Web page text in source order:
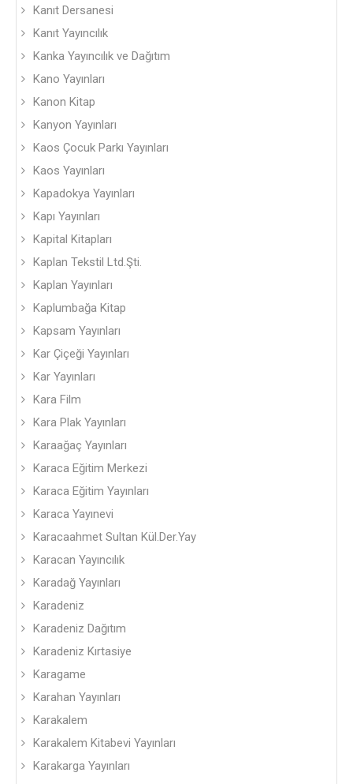
Kanıt Dersanesi
Kanıt Yayıncılık
Kanka Yayıncılık ve Dağıtım
Kano Yayınları
Kanon Kitap
Kanyon Yayınları
Kaos Çocuk Parkı Yayınları
Kaos Yayınları
Kapadokya Yayınları
Kapı Yayınları
Kapital Kitapları
Kaplan Tekstil Ltd.Şti.
Kaplan Yayınları
Kaplumbağa Kitap
Kapsam Yayınları
Kar Çiçeği Yayınları
Kar Yayınları
Kara Film
Kara Plak Yayınları
Karaağaç Yayınları
Karaca Eğitim Merkezi
Karaca Eğitim Yayınları
Karaca Yayınevi
Karacaahmet Sultan Kül.Der.Yay
Karacan Yayıncılık
Karadağ Yayınları
Karadeniz
Karadeniz Dağıtım
Karadeniz Kırtasiye
Karagame
Karahan Yayınları
Karakalem
Karakalem Kitabevi Yayınları
Karakarga Yayınları